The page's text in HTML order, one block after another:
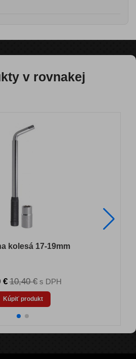
v rovnakej
kolesá 17-19mm
€ 10,40 €s DPH
Kúpiť produkt